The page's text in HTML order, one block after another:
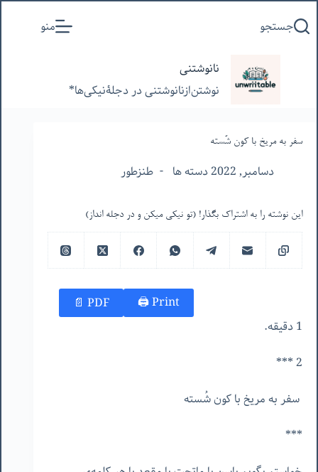
به
جستجو منو
نانوشتنی
نوشتن‌از‌نانوشتنی‌ در‌ دجلۀنیکی‌ها*
سفر به مریخ با کون شُسته
دسامبر, 2022 دسته ها طنزطور
این نوشته را به اشتراک بگذار! (تو نیکی میکن و در دجله انداز)
Print 🖨
PDF 📄
1 دقیقه.
2 ***
سفر به مریخ با کون شُسته
***